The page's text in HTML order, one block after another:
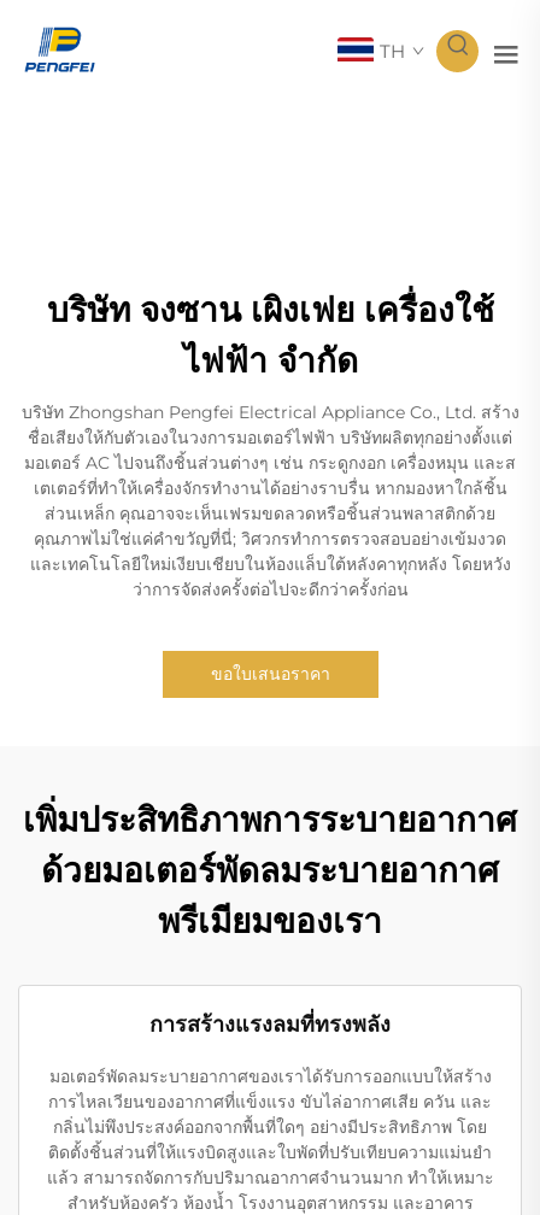
TH
บริษัท จงซาน เผิงเฟย เครื่องใช้
ไฟฟ้า จำกัด
บริษัท Zhongshan Pengfei Electrical Appliance Co., Ltd. สร้าง
ชื่อเสียงให้กับตัวเองในวงการมอเตอร์ไฟฟ้า บริษัทผลิตทุกอย่างตั้งแต่
มอเตอร์ AC ไปจนถึงชิ้นส่วนต่างๆ เช่น กระดูกงอก เครื่องหมุน และส
เตเตอร์ที่ทำให้เครื่องจักรทำงานได้อย่างราบรื่น หากมองหาใกล้ชิ้น
ส่วนเหล็ก คุณอาจจะเห็นเฟรมขดลวดหรือชิ้นส่วนพลาสติกด้วย
คุณภาพไม่ใช่แค่คำขวัญที่นี่; วิศวกรทำการตรวจสอบอย่างเข้มงวด
และเทคโนโลยีใหม่เงียบเชียบในห้องแล็บใต้หลังคาทุกหลัง โดยหวัง
ว่าการจัดส่งครั้งต่อไปจะดีกว่าครั้งก่อน
ขอใบเสนอราคา
เพิ่มประสิทธิภาพการระบายอากาศ
ด้วยมอเตอร์พัดลมระบายอากาศ
พรีเมียมของเรา
การสร้างแรงลมที่ทรงพลัง
มอเตอร์พัดลมระบายอากาศของเราได้รับการออกแบบให้สร้าง
การไหลเวียนของอากาศที่แข็งแรง ขับไล่อากาศเสีย ควัน และ
กลิ่นไม่พึงประสงค์ออกจากพื้นที่ใดๆ อย่างมีประสิทธิภาพ โดย
ติดตั้งชิ้นส่วนที่ให้แรงบิดสูงและใบพัดที่ปรับเทียบความแม่นยำ
แล้ว สามารถจัดการกับปริมาณอากาศจำนวนมาก ทำให้เหมาะ
สำหรับห้องครัว ห้องน้ำ โรงงานอุตสาหกรรม และอาคาร